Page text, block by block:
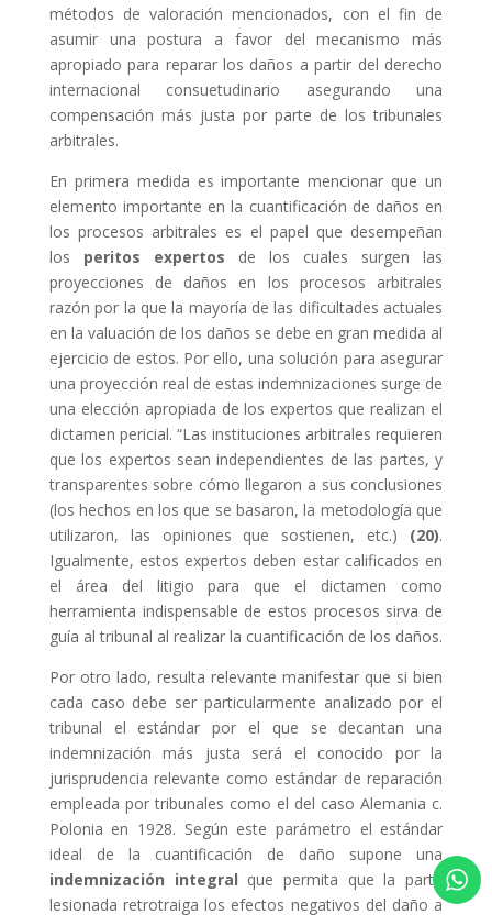
métodos de valoración mencionados, con el fin de
asumir una postura a favor del mecanismo más
apropiado para reparar los daños a partir del derecho
internacional consuetudinario asegurando una
compensación más justa por parte de los tribunales
arbitrales.
En primera medida es importante mencionar que un
elemento importante en la cuantificación de daños en
los procesos arbitrales es el papel que desempeñan
los peritos expertos de los cuales surgen las
proyecciones de daños en los procesos arbitrales
razón por la que la mayoría de las dificultades actuales
en la valuación de los daños se debe en gran medida al
ejercicio de estos. Por ello, una solución para asegurar
una proyección real de estas indemnizaciones surge de
una elección apropiada de los expertos que realizan el
dictamen pericial. “Las instituciones arbitrales requieren
que los expertos sean independientes de las partes, y
transparentes sobre cómo llegaron a sus conclusiones
(los hechos en los que se basaron, la metodología que
utilizaron, las opiniones que sostienen, etc.) (20).
Igualmente, estos expertos deben estar calificados en
el área del litigio para que el dictamen como
herramienta indispensable de estos procesos sirva de
guía al tribunal al realizar la cuantificación de los daños.
Por otro lado, resulta relevante manifestar que si bien
cada caso debe ser particularmente analizado por el
tribunal el estándar por el que se decantan una
indemnización más justa será el conocido por la
jurisprudencia relevante como estándar de reparación
empleada por tribunales como el del caso Alemania c.
Polonia en 1928. Según este parámetro el estándar
ideal de la cuantificación de daño supone una
indemnización integral que permita que la parte
lesionada retrotraiga los efectos negativos del daño a